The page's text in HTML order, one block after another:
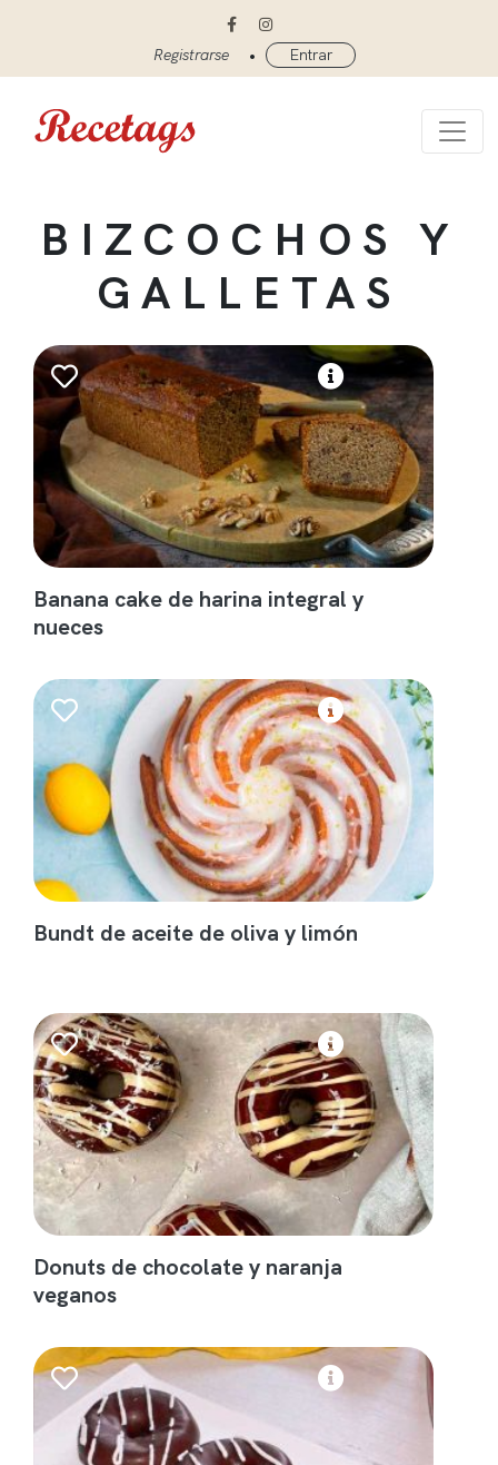
Registrarse • Entrar
BIZCOCHOS Y
GALLETAS
Banana cake de harina integral y
nueces
Bundt de aceite de oliva y limón
Donuts de chocolate y naranja
veganos